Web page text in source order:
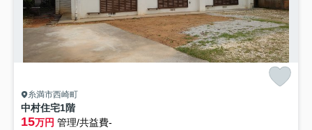
糸満市西崎町
中村住宅1階
15万円 管理/共益費-